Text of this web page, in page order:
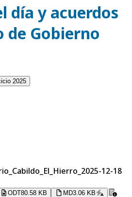
día y acuerdos
de Gobierno
2025
12-18
ODT80.58 KB MD3.06 KB